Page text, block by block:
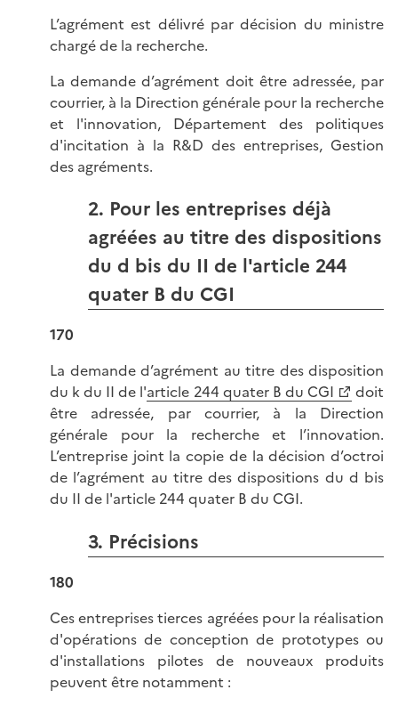
L’agrément est délivré par décision du ministre
chargé de la recherche.
La demande d’agrément doit être adressée, par
courrier, à la Direction générale pour la recherche
et l'innovation, Département des politiques
d'incitation à la R&D des entreprises, Gestion
des agréments.
2. Pour les entreprises déjà
agréées au titre des dispositions
du d bis du II de l'article 244
quater B du CGI
170
La demande d’agrément au titre des disposition
du k du II de l'article 244 quater B du CGI
doit
être adressée, par courrier, à la Direction
générale pour la recherche et l’innovation.
L’entreprise joint la copie de la décision d’octroi
de l’agrément au titre des dispositions du d bis
du II de l'article 244 quater B du CGI.
3. Précisions
180
Ces entreprises tierces agréées pour la réalisation
d'opérations de conception de prototypes ou
d'installations pilotes de nouveaux produits
peuvent être notamment :